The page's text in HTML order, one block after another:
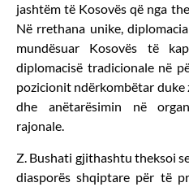
jashtëm të Kosovës që nga
Në rrethana unike,
mundësuar Kosovës të
diplomacisë tradicionale në
pozicionit ndërkombëtar
dhe anëtarësimin në
rajonale.
Z. Bushati gjithashtu theksoi
diasporës shqiptare për të